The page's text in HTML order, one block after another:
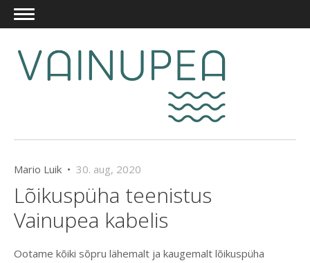
Mario Luik • 30. aug, 2020
Lõikuspüha teenistus
Vainupea kabelis
Ootame kõiki sõpru lähemalt ja kaugemalt lõikuspüha